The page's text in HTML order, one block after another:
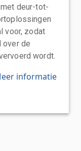
deur-tot-
voor, zodat
over de
wordt.
informatie